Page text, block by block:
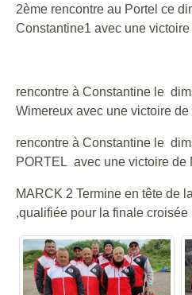
2ème rencontre au Portel ce
Constantine1 avec une
rencontre à Constantine le
Wimereux avec une victoire
rencontre à Constantine le
PORTEL avec une victoire de
MARCK 2 Termine en tête de
,qualifiée pour la finale croisée